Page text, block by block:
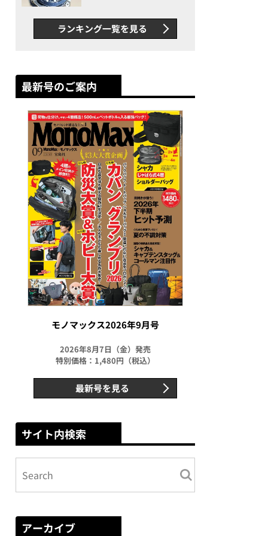
新ムーブメントの衝撃
ランキング一覧を見る
最新号のご案内
モノマックス2026年9月号
2026年8月7日（金）発売
特別価格：1,480円（税込）
最新号を見る
サイト内検索
アーカイブ